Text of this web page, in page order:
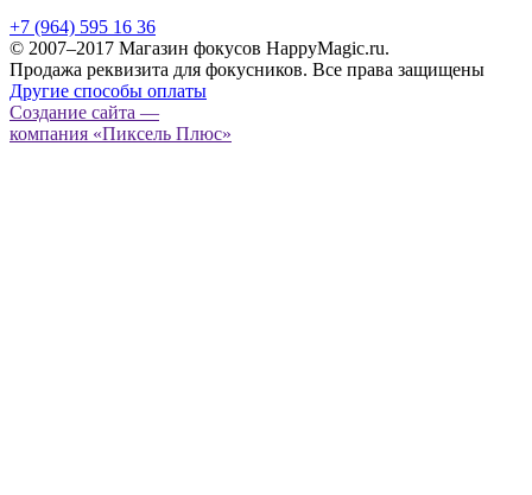
+7 (964) 595 16 36
© 2007–2017 Магазин фокусов HappyMagic.ru.
Продажа реквизита для фокусников. Все права защищены
Другие способы оплаты
Создание сайта —
компания «Пиксель Плюс»